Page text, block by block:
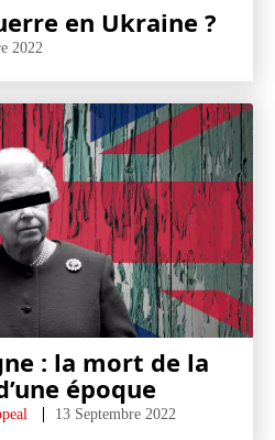
en Ukraine ?
2022
: la mort de la
époque
13 Septembre 2022